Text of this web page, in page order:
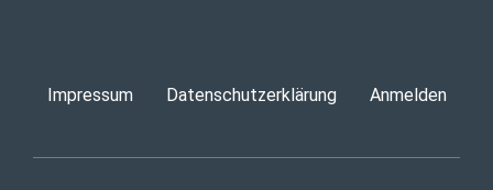
Impressum Datenschutzerklärung Anmelden